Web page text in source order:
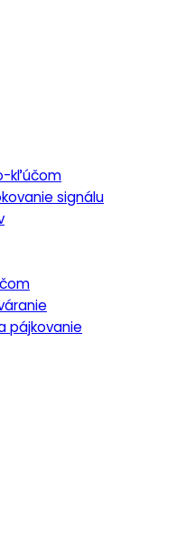
kľúčom
signálu
pájkovanie